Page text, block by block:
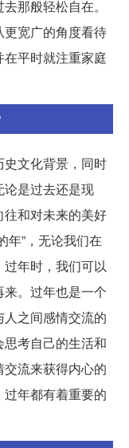
那般轻松自在。
宽广的角度看待
平时就注重家庭
文化背景，同时
是过去还是现
和对未来的美好
年”，无论我们在
年时，我们可以
。过年也是一个
之间感情交流的
考自己的生活和
流来获得内心的
年都有着重要的